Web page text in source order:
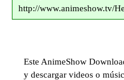
http://www.animeshow.tv/
Este AnimeShow
y descargar videos o